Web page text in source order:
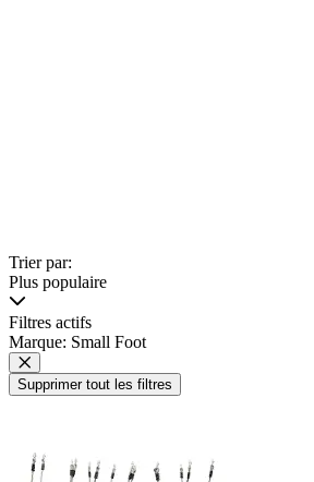
Trier par:
Plus populaire
Filtres actifs
Marque: Small Foot
Supprimer tout les filtres